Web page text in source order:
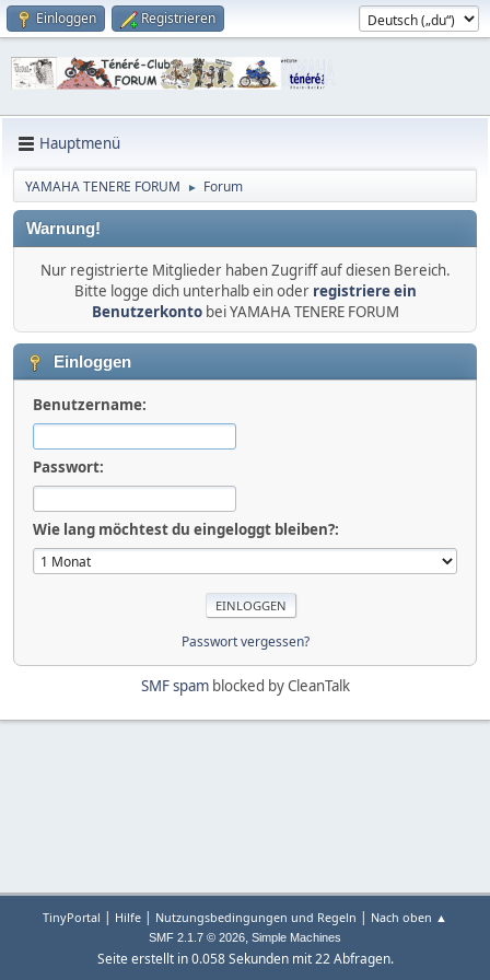
Einloggen Registrieren
Hauptmenü
YAMAHA TENERE FORUM ► Forum
Warnung!
Nur registrierte Mitglieder haben Zugriff auf diesen Bereich.
Bitte logge dich unterhalb ein oder registriere ein
Benutzerkontobei YAMAHA TENERE FORUM
Einloggen
Benutzername:
Passwort:
Wie lang möchtest du eingeloggt bleiben?:
Passwort vergessen?
SMF spamblocked by CleanTalk
TinyPortal | Hilfe | Nutzungsbedingungen und Regeln | Nach oben ▲
SMF 2.1.7 © 2026, Simple Machines
Seite erstellt in 0.058 Sekunden mit 22 Abfragen.